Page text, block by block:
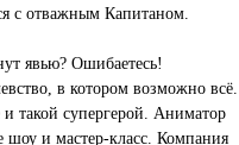
с отважным Капитаном.
явью? Ошибаетесь!
в котором возможно всё.
такой супергерой. Аниматор
и мастер-класс. Компания